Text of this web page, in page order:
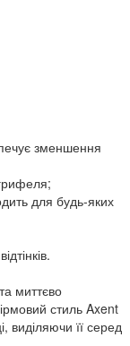
зменшення
для будь-яких
миттєво
стиль Axent
виділяючи її серед